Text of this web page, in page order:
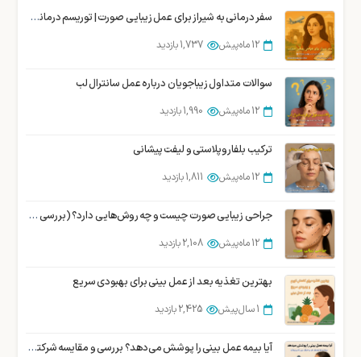
سفر درمانی به شیراز برای عمل زیبایی صورت | توریسم درمانی زیبایی شیراز
12 ماه پیش 1,737 بازدید
سوالات متداول زیباجویان درباره عمل سانترال لب
12 ماه پیش 1,990 بازدید
ترکیب بلفاروپلاستی و لیفت پیشانی
12 ماه پیش 1,811 بازدید
جراحی زیبایی صورت چیست و چه روش‌هایی دارد؟ (بررسی تخصصی)
12 ماه پیش 2,108 بازدید
بهترین تغذیه بعد از عمل بینی برای بهبودی سریع
1 سال پیش 2,425 بازدید
آیا بیمه عمل بینی را پوشش می‌دهد؟ بررسی و مقایسه شرکتهای بیمه در ایران